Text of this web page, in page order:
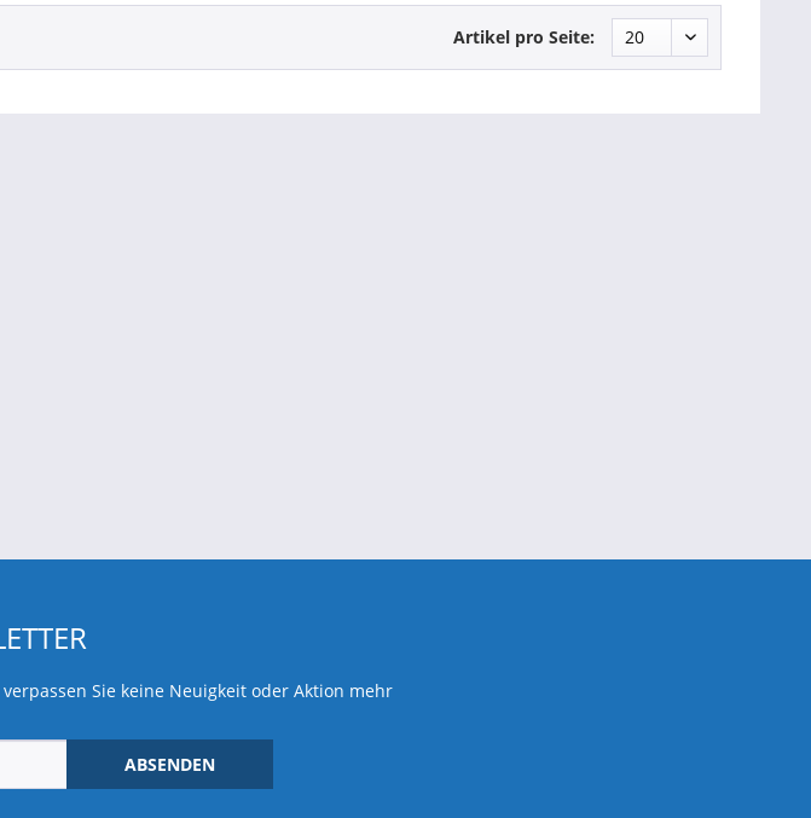
Artikel pro Seite:
Sie keine Neuigkeit oder Aktion mehr
ABSENDEN